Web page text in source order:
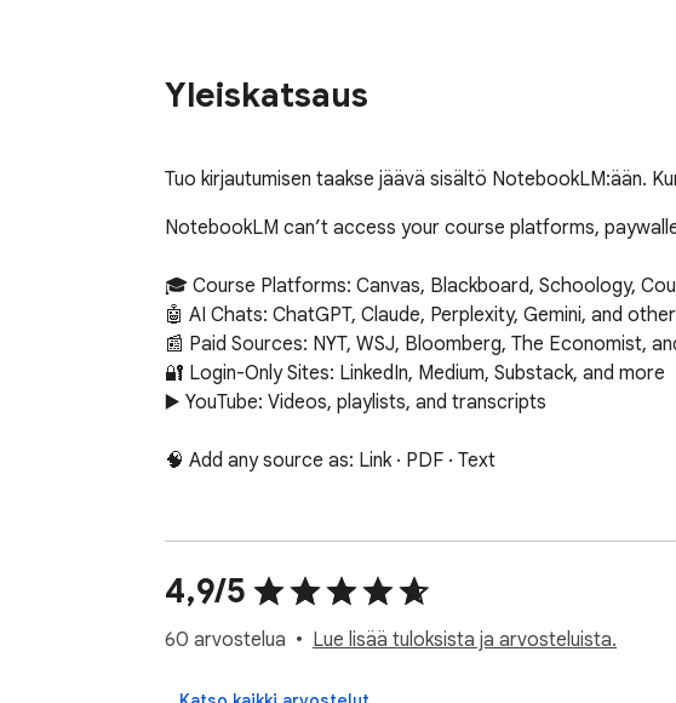
Yleiskatsaus
Tuo kirjautumisen taakse jäävä sisältö NotebookLM:ään.
NotebookLM can’t access your course platforms,
🎓 Course Platforms: Canvas, Blackboard, Schoology,
🤖 AI Chats: ChatGPT, Claude, Perplexity, Gemini, and
📰 Paid Sources: NYT, WSJ, Bloomberg, The Economist,
🔐 Login-Only Sites: LinkedIn, Medium, Substack, and more
▶️ YouTube: Videos, playlists, and transcripts
🧠 Add any source as: Link · PDF · Text
🔥 Unlimited Free Imports — forever. 🔥
4,9/5
60 arvostelua Lue lisää tuloksista ja arvosteluista.